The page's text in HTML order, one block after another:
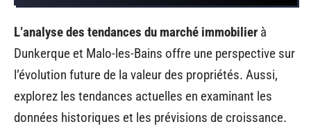
L’analyse des tendances du marché immobilier à
Dunkerque et Malo-les-Bains offre une perspective sur
l’évolution future de la valeur des propriétés. Aussi,
explorez les tendances actuelles en examinant les
données historiques et les prévisions de croissance.